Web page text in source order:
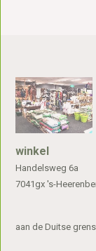
winkel
Handelsweg 6a
7041gx 's-
aan de Duitse